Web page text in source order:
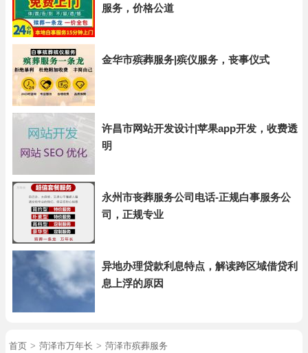
服务，价格公道
金华市殡葬服务|殡仪服务，丧事仪式
许昌市网站开发设计|苹果app开发，收费透
明
永州市丧葬服务公司电话-正规白事服务公
司，正规专业
异地办理贷款利息特点，解读跨区域借贷利
息上浮的原因
首页 > 菏泽市万年长 > 菏泽市殡葬服务